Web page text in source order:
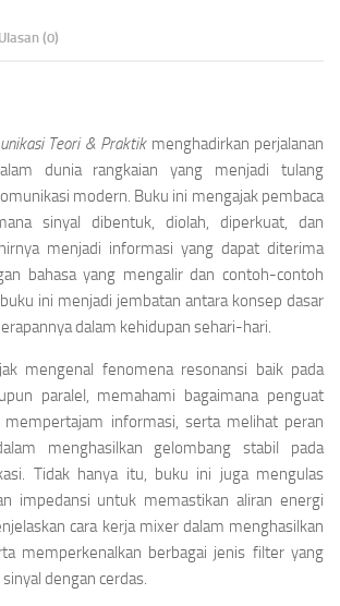
Ulasan (0)
Teori & Praktikmenghadirkan perjalanan
dunia rangkaian yang menjadi tulang
modern. Buku ini mengajak pembaca
sinyal dibentuk, diolah, diperkuat, dan
menjadi informasi yang dapat diterima
bahasa yang mengalir dan contoh-contoh
ini menjadi jembatan antara konsep dasar
dalam kehidupan sehari-hari.
mengenal fenomena resonansi baik pada
paralel, memahami bagaimana penguat
mempertajam informasi, serta melihat peran
menghasilkan gelombang stabil pada
Tidak hanya itu, buku ini juga mengulas
impedansi untuk memastikan aliran energi
cara kerja mixer dalam menghasilkan
memperkenalkan berbagai jenis filter yang
dengan cerdas.